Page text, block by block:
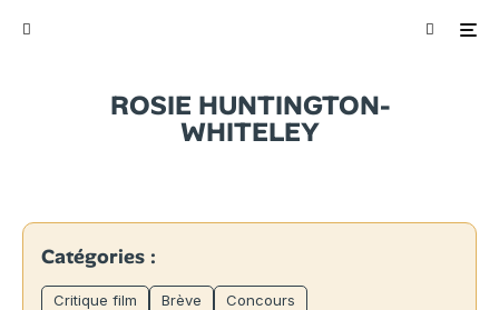
ROSIE HUNTINGTON-
WHITELEY
Catégories :
Critique film Brève Concours